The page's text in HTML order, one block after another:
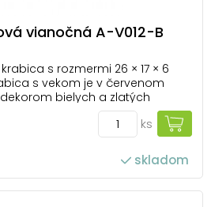
vianočná A-V012-B
s rozmermi 26 × 17 × 6
s vekom je v červenom
bielych a zlatých
ktoré jej dodávajú slávnostný
tak získa nielen ochranu,
podčiarkne kúz...
ks
skladom